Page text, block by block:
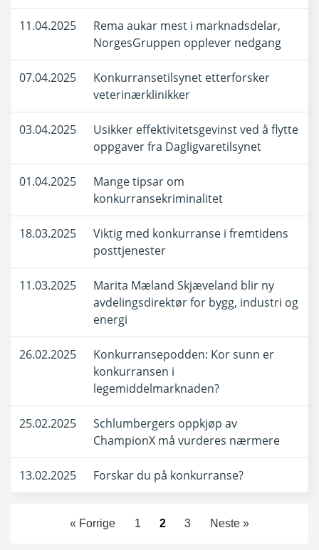
11.04.2025
Rema aukar mest i marknadsdelar,
NorgesGruppen opplever nedgang
07.04.2025
Konkurransetilsynet etterforsker
veterinærklinikker
03.04.2025
Usikker effektivitetsgevinst ved å flytte
oppgaver fra Dagligvaretilsynet
01.04.2025
Mange tipsar om
konkurransekriminalitet
18.03.2025
Viktig med konkurranse i fremtidens
posttjenester
11.03.2025
Marita Mæland Skjæveland blir ny
avdelingsdirektør for bygg, industri og
energi
26.02.2025
Konkurransepodden: Kor sunn er
konkurransen i
legemiddelmarknaden?
25.02.2025
Schlumbergers oppkjøp av
ChampionX må vurderes nærmere
13.02.2025 Forskar du på konkurranse?
« Forrige 1 2 3 Neste »